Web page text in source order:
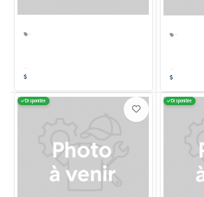
· ·
Disponible Disponible